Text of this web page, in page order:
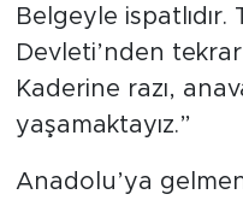
Belgeyle
Devleti’nden
Kaderine razı,
yaşamaktayız.”
Anadolu’ya